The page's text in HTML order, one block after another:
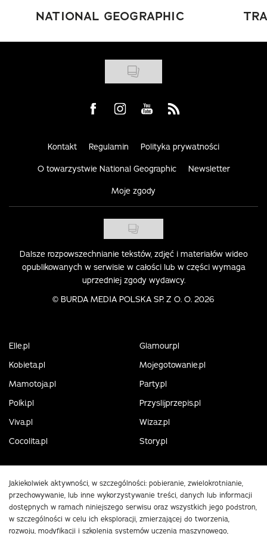
NATIONAL GEOGRAPHIC
Visit us on Facebook
Visit us on Instagram
Visit us on Youtube
Visit us on Rss
Kontakt Regulamin Polityka prywatności
O towarzystwie National Geographic Newsletter
Moje zgody
Dalsze rozpowszechnianie tekstów, zdjęć i materiałów wideo
opublikowanych w serwisie w całości lub w części wymaga
uprzedniej zgody wydawcy.
© BURDA MEDIA POLSKA SP. Z O. O. 2026
Elle.pl
Glamour.pl
Kobieta.pl
Mojegotowanie.pl
Mamotoja.pl
Party.pl
Polki.pl
Przyslijprzepis.pl
Viva.pl
Wizaz.pl
Cocolita.pl
Story.pl
Jakiekolwiek aktywności, w szczególności: pobieranie, zwielokrotnianie,
przechowywanie, lub inne wykorzystywanie treści, danych lub informacji
dostępnych w ramach niniejszego serwisu oraz wszystkich jego podstron,
w szczególności w celu ich eksploracji, zmierzającej do tworzenia,
rozwoju, modyfikacji i szkolenia systemów uczenia maszynowego,